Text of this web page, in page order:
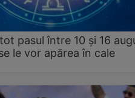
pasul între 10 și 16
le vor apărea în cale